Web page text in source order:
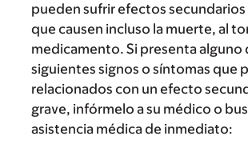
pueden sufrir efectos secundarios
que causen incluso la muerte, al
medicamento. Si presenta alguno
siguientes signos o síntomas que
relacionados con un efecto
grave, infórmelo a su médico o
asistencia médica de inmediato: